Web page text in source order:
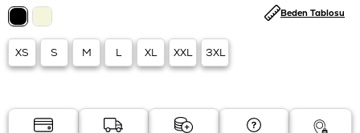
XS S M L XL XXL 3XL
Beden Tablosu